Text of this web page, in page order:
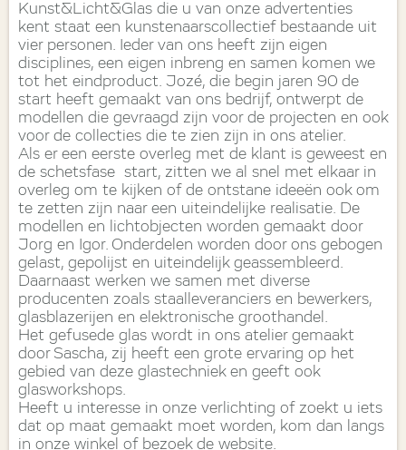
Kunst&Licht&Glas die u van onze advertenties
kent staat een kunstenaarscollectief bestaande uit
vier personen. Ieder van ons heeft zijn eigen
disciplines, een eigen inbreng en samen komen we
tot het eindproduct. Jozé, die begin jaren 90 de
start heeft gemaakt van ons bedrijf, ontwerpt de
modellen die gevraagd zijn voor de projecten en ook
voor de collecties die te zien zijn in ons atelier.
Als er een eerste overleg met de klant is geweest en
de schetsfase start, zitten we al snel met elkaar in
overleg om te kijken of de ontstane ideeën ook om
te zetten zijn naar een uiteindelijke realisatie. De
modellen en lichtobjecten worden gemaakt door
Jorg en Igor. Onderdelen worden door ons gebogen
gelast, gepolijst en uiteindelijk geassembleerd.
Daarnaast werken we samen met diverse
producenten zoals staalleveranciers en bewerkers,
glasblazerijen en elektronische groothandel.
Het gefusede glas wordt in ons atelier gemaakt
door Sascha, zij heeft een grote ervaring op het
gebied van deze glastechniek en geeft ook
glasworkshops.
Heeft u interesse in onze verlichting of zoekt u iets
dat op maat gemaakt moet worden, kom dan langs
in onze winkel of bezoek de website.